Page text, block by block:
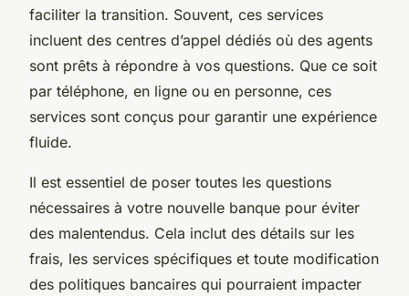
faciliter la transition. Souvent, ces services
incluent des centres d’appel dédiés où des agents
sont prêts à répondre à vos questions. Que ce soit
par téléphone, en ligne ou en personne, ces
services sont conçus pour garantir une expérience
fluide.
Il est essentiel de poser toutes les questions
nécessaires à votre nouvelle banque pour éviter
des malentendus. Cela inclut des détails sur les
frais, les services spécifiques et toute modification
des politiques bancaires qui pourraient impacter